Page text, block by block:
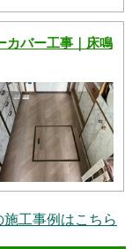
カバー工事｜床鳴
施工事例はこちら